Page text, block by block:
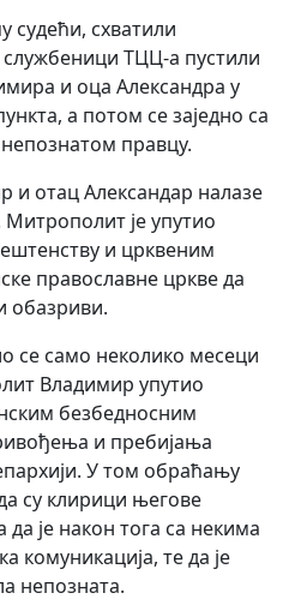
судећи, схватили
службеници ТЦЦ-а пустили
и оца Александра у
а потом се заједно са
правцу.
отац Александар налазе
је упутио
и црквеним
православне цркве да
обазриви.
се само неколико месеци
Владимир упутио
безбедносним
и пребијања
У том обраћању
су клирици његове
је након тога са некима
комуникација, те да је
непозната.